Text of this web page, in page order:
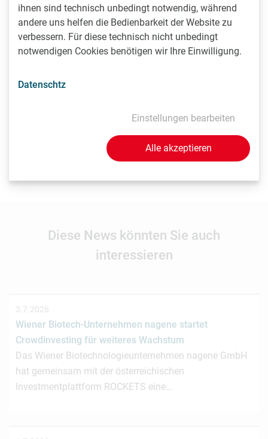
Die inhaltliche Verantwortung für diesen Beitrag liegt
ausschließlich beim Aussender. Beiträge können
Vorhersagen enthalten, die auf Erwartungen an zukünftige
in Aussicht standen. Bitte verlassen Sie sich nicht auf diese
Sie, dass LISAvienna auf Ihre News und Events hinweist?
Senden Sie uns einfach Ihre Beiträge an
Diese News könnten Sie auch
interessieren
3.7.2026
Wiener Biotech-Unternehmen nagene startet
Crowdinvesting für weiteres Wachstum
Das Wiener Biotechnologieunternehmen nagene GmbH
hat gemeinsam mit der österreichischen
Investmentplattform ROCKETS eine…
ihnen sind technisch unbedingt notwendig, während
andere uns helfen die Bedienbarkeit der Website zu
verbessern. Für diese technisch nicht unbedingt
notwendigen Cookies benötigen wir Ihre Einwilligung.
Datenschtz
Einstellungen bearbeiten
Alle akzeptieren